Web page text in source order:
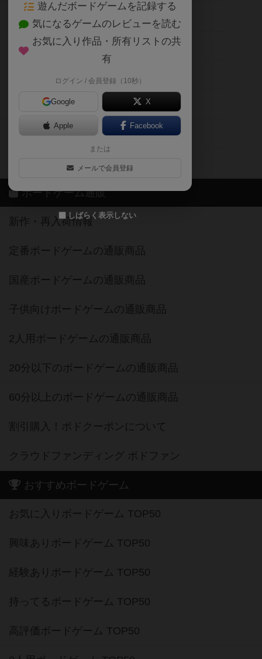
遊んだボードゲームを記録する
気になるゲームのレビューを読む
お気に入り作品・所有リストの共
有
ログイン / 会員登録（10秒）
Google X
Apple Facebook
または
メールで会員登録
しばらく表示しない
ボードゲーム会情報
メカニクス特集
掲示板・トピックス
ボドとも・会員一覧
ボードゲーム業界コラム
ボドゲーマご利用案内
ボードゲーム通販
新作・再入荷情報
定番ボードゲームの通販商品
国産ボードゲームの通販商品
子供向けボードゲームの通販商品
2人用ボードゲームの通販商品
20分以下のボードゲームの通販商品
60分以上のボードゲームの通販商品
割引購入！ボドクーポンについて
クラウドファンディング ボドファン
おすすめボードゲーム
お気に入りボードゲーム TOP50
興味ありボードゲーム TOP50
経験ありボードゲーム TOP50
持ってるボードゲーム TOP50
高評価ボードゲーム TOP50